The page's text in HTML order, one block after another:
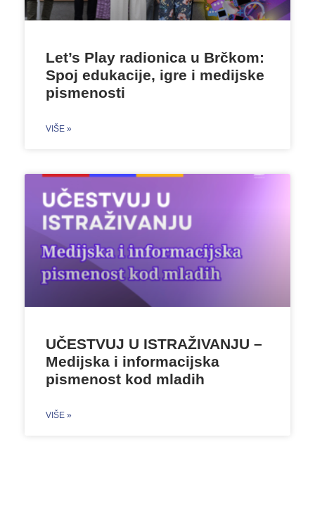
Let’s Play radionica u Brčkom:
Spoj edukacije, igre i medijske
pismenosti
VIŠE »
UČESTVUJ U ISTRAŽIVANJU –
Medijska i informacijska
pismenost kod mladih
VIŠE »